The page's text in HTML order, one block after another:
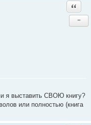
−
я выставить СВОЮ книгу?
или полностью (книга